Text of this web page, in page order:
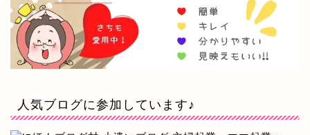
人気ブログに参加しています♪